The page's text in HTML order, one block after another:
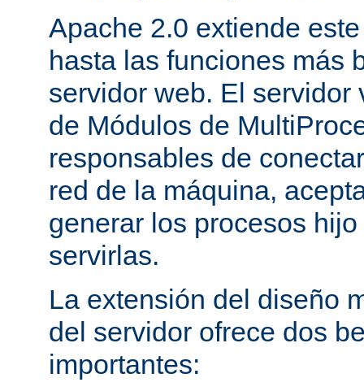
Apache 2.0 extiende
hasta las funciones más
servidor web. El servidor
de Módulos de
responsables de
red de la máquina,
generar los procesos
servirlas.
La extensión del diseño
del servidor ofrece dos
importantes: